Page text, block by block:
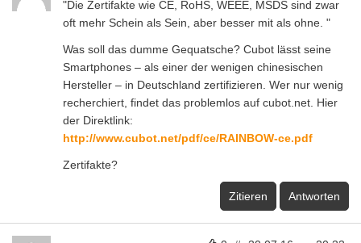
"Die Zertifakte wie CE, RoHS, WEEE, MSDS sind zwar
oft mehr Schein als Sein, aber besser mit als ohne. "
Was soll das dumme Gequatsche? Cubot lässt seine
Smartphones – als einer der wenigen chinesischen
Hersteller – in Deutschland zertifizieren. Wer nur wenig
recherchiert, findet das problemlos auf cubot.net. Hier
der Direktlink:
http://www.cubot.net/pdf/ce/RAINBOW-ce.pdf
Zertifakte?
Zitieren Antworten